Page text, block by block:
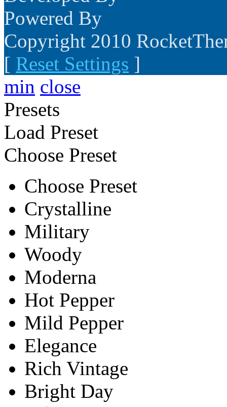
Powered By
Copyright 2010
[ Reset Settings ]
min close
Presets
Load Preset
Choose Preset
Choose Preset
Crystalline
Military
Woody
Moderna
Hot Pepper
Mild Pepper
Elegance
Rich Vintage
Bright Day